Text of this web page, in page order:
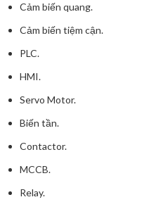
Cảm biến quang.
Cảm biến tiệm cận.
PLC.
HMI.
Servo Motor.
Biến tần.
Contactor.
MCCB.
Relay.